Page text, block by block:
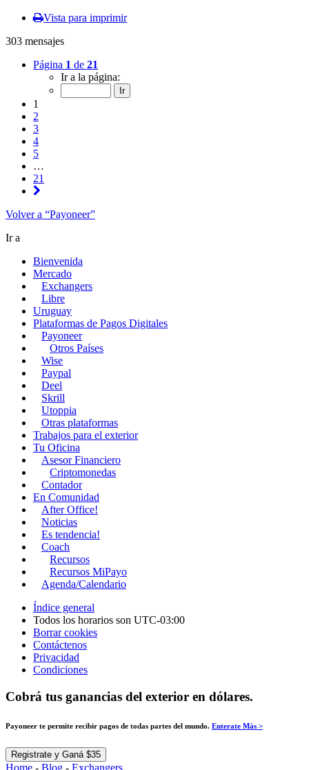
Vista para imprimir
303 mensajes
Página 1 de 21
Ir a la página:
1
2
3
4
5
…
21
Volver a “Payoneer”
Ir a
Bienvenida
Mercado
Exchangers
Libre
Uruguay
Plataformas de Pagos Digitales
Payoneer
Otros Países
Wise
Paypal
Deel
Skrill
Utoppia
Otras plataformas
Trabajos para el exterior
Tu Oficina
Asesor Financiero
Criptomonedas
Contador
En Comunidad
After Office!
Noticias
Es tendencia!
Coach
Recursos
Recursos MiPayo
Agenda/Calendario
Índice general
Todos los horarios son UTC-03:00
Borrar cookies
Contáctenos
Privacidad
Condiciones
Cobrá tus ganancias del exterior en dólares.
Payoneer te permite recibir pagos de todas partes del mundo. Enterate Más >
Registrate y Ganá $35
Home - Blog - Exchangers